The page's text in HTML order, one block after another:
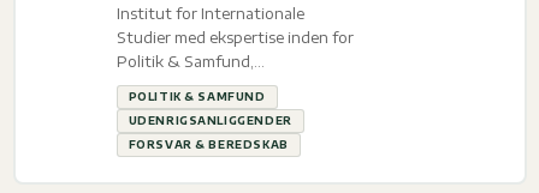
Institut for Internationale
Studier med ekspertise inden for
Politik & Samfund,
Udenrigsanliggender og Forsvar
& beredskab.
POLITIK & SAMFUND
UDENRIGSANLIGGENDER
FORSVAR & BEREDSKAB